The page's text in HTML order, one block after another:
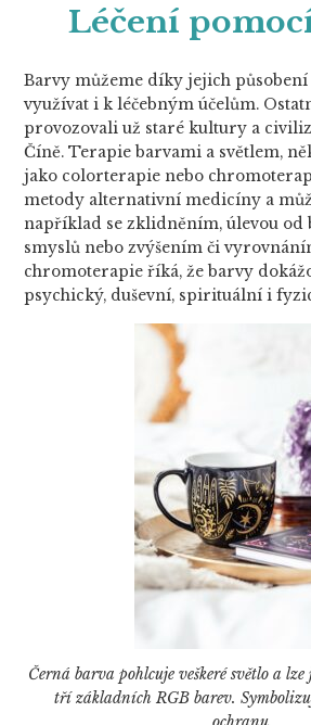
Léčení
Barvy můžeme díky jejich
využívat i k léčebným účelům.
provozovali už staré kultury a
Číně. Terapie barvami a světlem,
jako colorterapie nebo
metody alternativní medicíny a
například se zklidněním, úlevou od
smyslů nebo zvýšením či
chromoterapie říká, že barvy
psychický, duševní, spirituální i
Černá barva pohlcuje veškeré světlo a
tří základních RGB barev.